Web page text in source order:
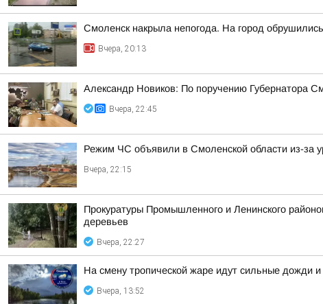
Смоленск накрыла непогода. На город
Вчера, 20:13
Александр Новиков: По поручению Губернатора
Вчера, 22:45
Режим ЧС объявили в Смоленской области из-за
Вчера, 22:15
Прокуратуры Промышленного и Ленинского
деревьев
Вчера, 22:27
На смену тропической жаре идут сильные дожди и
Вчера, 13:52